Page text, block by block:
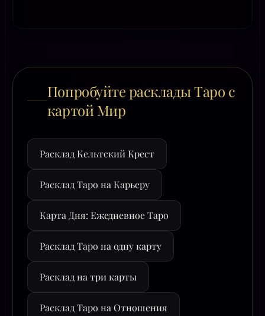
Попробуйте расклады Таро с
картой Мир
Расклад Кельтский Крест
Расклад Таро на Карьеру
Карта Дня: Ежедневное Таро
Расклад Таро на одну карту
Расклад на три карты
Расклад Таро на Отношения